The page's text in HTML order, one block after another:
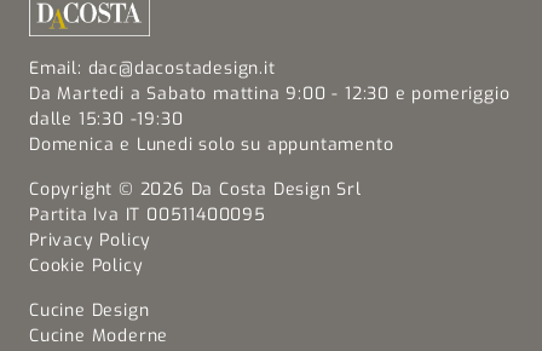
Email: dac@dacostadesign.it
Da Martedi a Sabato mattina 9:00 - 12:30 e pomeriggio
dalle 15:30 -19:30
Domenica e Lunedi solo su appuntamento
Copyright © 2026 Da Costa Design Srl
Partita Iva IT 00511400095
Privacy Policy
Cookie Policy
Cucine Design
Cucine Moderne